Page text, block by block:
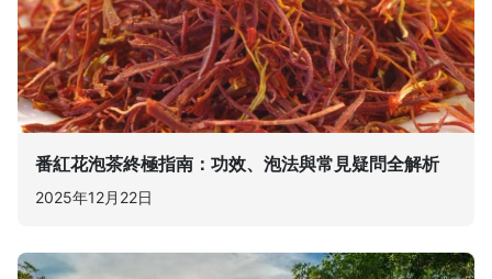
番紅花泡茶終極指南：功效、泡法與常見疑問全解析
2025年12月22日